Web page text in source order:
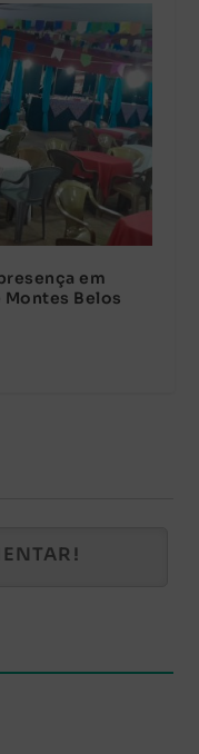
em
Montes Belos